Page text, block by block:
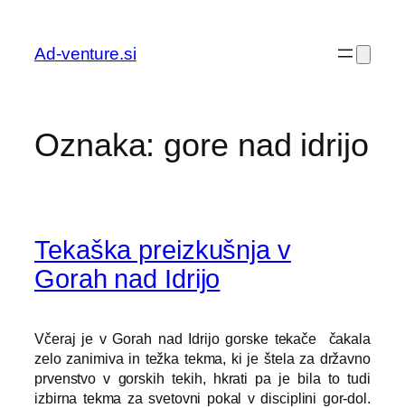
vsebino
Ad-venture.si
Oznaka: gore nad idrijo
Tekaška preizkušnja v
Gorah nad Idrijo
Včeraj je v Gorah nad Idrijo gorske tekače čakala
zelo zanimiva in težka tekma, ki je štela za državno
prvenstvo v gorskih tekih, hkrati pa je bila to tudi
izbirna tekma za svetovni pokal v disciplini gor-dol.